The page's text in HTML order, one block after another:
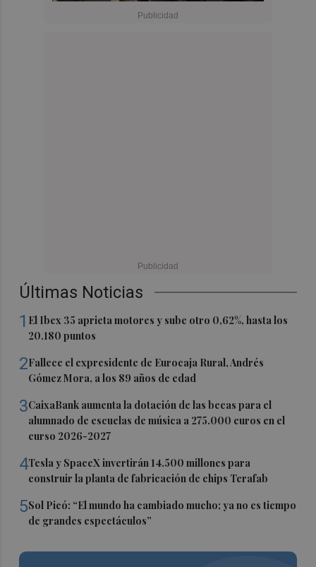
Últimas Noticias
1 El Ibex 35 aprieta motores y sube otro 0,62%, hasta los
20.180 puntos
2Fallece el expresidente de Eurocaja Rural, Andrés
Gómez Mora, a los 89 años de edad
3CaixaBank aumenta la dotación de las becas para el
alumnado de escuelas de música a 275.000 euros en el
curso 2026-2027
4Tesla y SpaceX invertirán 14.500 millones para
construir la planta de fabricación de chips Terafab
5Sol Picó: “El mundo ha cambiado mucho; ya no es tiempo
de grandes espectáculos”